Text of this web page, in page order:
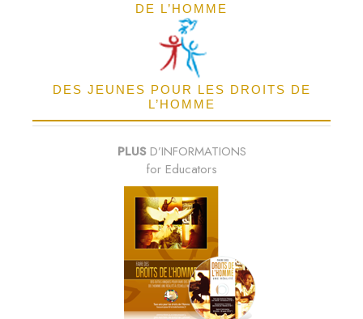
DE L’HOMME
DES JEUNES POUR LES DROITS DE
L’HOMME
PLUS D’INFORMATIONS
for Educators